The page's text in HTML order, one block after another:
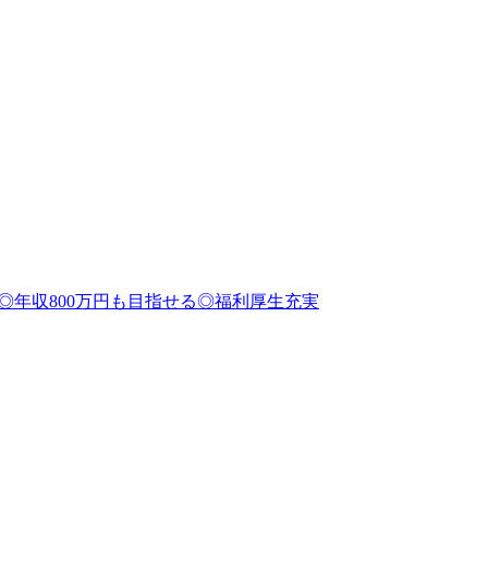
年収800万円も目指せる◎福利厚生充実